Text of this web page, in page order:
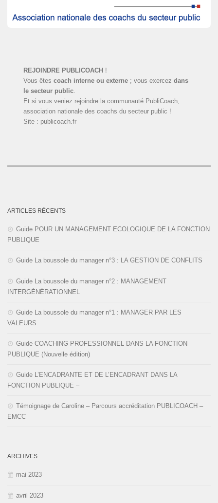
REJOINDRE PUBLICOACH !
Vous êtescoach interne ou externe ; vous exercezdans
le secteur public.
Et si vous veniez rejoindre la communauté PubliCoach,
association nationale des coachs du secteur public !
Site : publicoach.fr
ARTICLES RÉCENTS
Guide POUR UN MANAGEMENT ECOLOGIQUE DE LA FONCTION
PUBLIQUE
Guide La boussole du manager n°3 : LA GESTION DE CONFLITS
Guide La boussole du manager n°2 : MANAGEMENT
INTERGÉNÉRATIONNEL
Guide La boussole du manager n°1 : MANAGER PAR LES
VALEURS
Guide COACHING PROFESSIONNEL DANS LA FONCTION
PUBLIQUE (Nouvelle édition)
Guide L’ENCADRANTE ET DE L’ENCADRANT DANS LA
FONCTION PUBLIQUE –
Témoignage de Caroline – Parcours accréditation PUBLICOACH –
EMCC
ARCHIVES
mai 2023
avril 2023